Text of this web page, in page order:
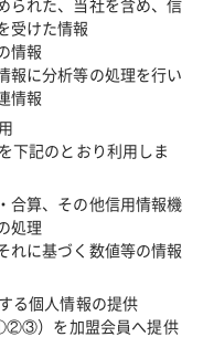
られた、当社を含め、信
受けた情報
情報
報に分析等の処理を行い
情報
下記のとおり利用しま
合算、その他信用情報機
処理
れに基づく数値等の情報
る個人情報の提供
）を加盟会員へ提供